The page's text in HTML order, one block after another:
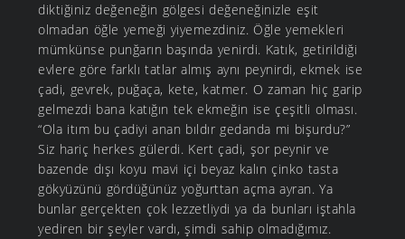
diktiğiniz değeneğin gölgesi değeneğinizle eşit
olmadan öğle yemeği yiyemezdiniz. Öğle yemekleri
mümkünse punğarın başında yenirdi. Katık, getirildiği
evlere göre farklı tatlar almış aynı peynirdi, ekmek ise
çadi, gevrek, puğaça, kete, katmer. O zaman hiç garip
gelmezdi bana katığın tek ekmeğin ise çeşitli olması.
“Ola itım bu çadiyi anan bıldır gedanda mi bişurdu?”
Siz hariç herkes gülerdi. Kert çadi, şor peynir ve
bazende dışı koyu mavi içi beyaz kalın çinko tasta
gökyüzünü gördüğünüz yoğurttan açma ayran. Ya
bunlar gerçekten çok lezzetliydi ya da bunları iştahla
yediren bir şeyler vardı, şimdi sahip olmadığımız.